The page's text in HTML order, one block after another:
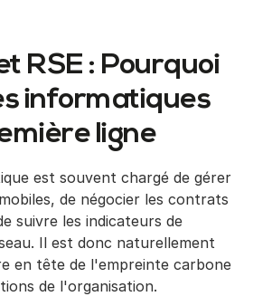
RSE : Pourquoi
informatiques
ligne
est souvent chargé de gérer
de négocier les contrats
suivre les indicateurs de
Il est donc naturellement
en tête de l'empreinte carbone
de l'organisation.